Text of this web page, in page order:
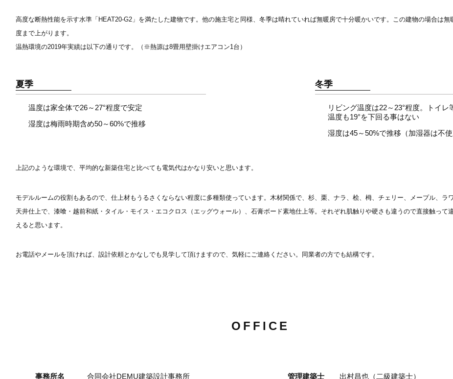
高度な断熱性能を示す水準「HEAT20-G2」を満たした建物です。他の施主宅と同様、冬季は晴れていれば無暖房で十分暖かいです。この建物の場合は無
度まで上がります。
温熱環境の2019年実績は以下の通りです。（※熱源は8畳用壁掛けエアコン1台）
夏季
温度は家全体で26～27°程度で安定
湿度は梅雨時期含め50～60%で推移
冬季
リビング温度は22～23°程度。トイレ
温度も19°を下回る事はない
湿度は45～50%で推移（加湿器は不使
上記のような環境で、平均的な新築住宅と比べても電気代はかなり安いと思います。
モデルルームの役割もあるので、仕上材もうるさくならない程度に多種類使っています。木材関係で、杉、栗、ナラ、桧、栂、チェリー、メープル、ラ
天井仕上で、漆喰・越前和紙・タイル・モイス・エコクロス（エッグウォール）、石膏ボード素地仕上等。それぞれ肌触りや硬さも違うので直接触って
えると思います。
お電話やメールを頂ければ、設計依頼とかなしでも見学して頂けますので、気軽にご連絡ください。同業者の方でも結構です。
OFFICE
事務所名 合同会社DEMU建築設計事務所 管理建築士 出村昌也（二級建築士）